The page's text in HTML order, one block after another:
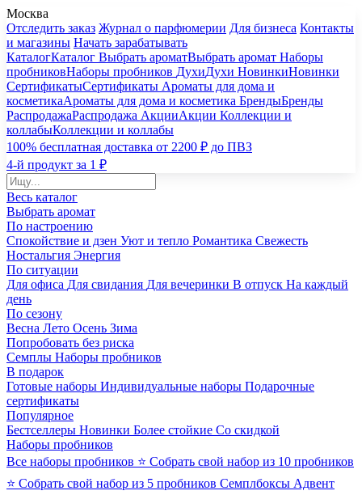
Москва
Отследить заказ Журнал о парфюмерии Для бизнеса Контакты
и магазины Начать зарабатывать
КаталогКаталог Выбрать ароматВыбрать аромат Наборы
пробниковНаборы пробников ДухиДухи НовинкиНовинки
СертификатыСертификаты Ароматы для дома и
косметикаАроматы для дома и косметика БрендыБренды
РаспродажаРаспродажа АкцииАкции Коллекции и
коллабыКоллекции и коллабы
100% бесплатная доставка от 2200 ₽ до ПВЗ
4-й продукт за 1 ₽
Весь каталог
Выбрать аромат
По настроению
Спокойствие и дзен Уют и тепло Романтика Свежесть
Ностальгия Энергия
По ситуации
Для офиса Для свидания Для вечеринки В отпуск На каждый
день
По сезону
Весна Лето Осень Зима
Попробовать без риска
Семплы Наборы пробников
В подарок
Готовые наборы Индивидуальные наборы Подарочные
сертификаты
Популярное
Бестселлеры Новинки Более стойкие Со скидкой
Наборы пробников
Все наборы пробников ⭐ Собрать свой набор из 10 пробников
⭐ Собрать свой набор из 5 пробников Семплбоксы Адвент